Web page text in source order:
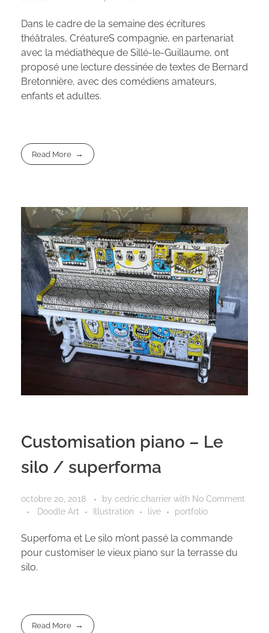
Dans le cadre de la semaine des écritures
théâtrales, CréatureS compagnie, en partenariat
avec la médiathèque de Sillé-le-Guillaume, ont
proposé une lecture dessinée de textes de Bernard
Bretonnière, avec des comédiens amateurs,
enfants et adultes.
Read More
Customisation piano – Le
silo / superforma
octobre 20, 2018 by cedric.charrier with No Comment
Doodle Art
Illustration live portfolio
Superfoma et Le silo m’ont passé la commande
pour customiser le vieux piano sur la terrasse du
silo.
Read More